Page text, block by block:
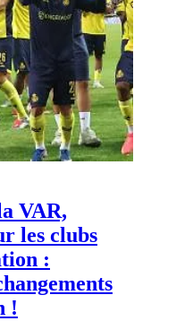
VAR,
les clubs
:
!